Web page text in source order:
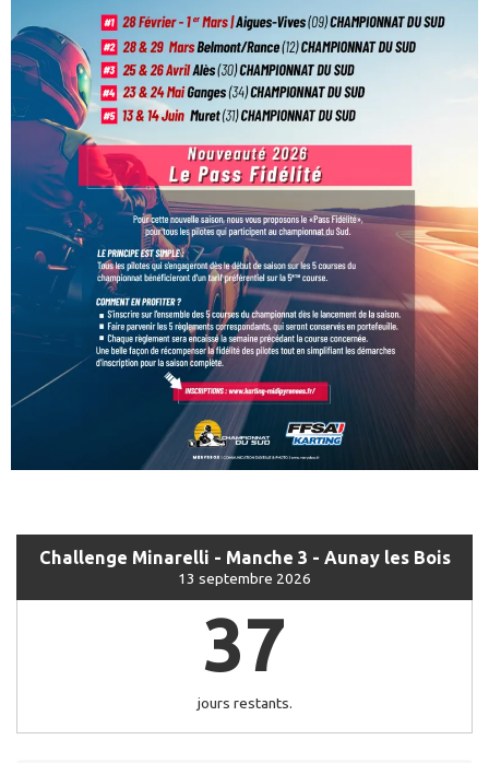
Challenge Minarelli - Manche 3 - Aunay les Bois
13 septembre 2026
37
jours restants.